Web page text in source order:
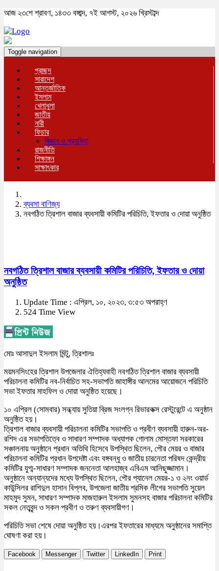
আজ ২৩শে শ্রাবণ, ১৪৩৩ বঙ্গাব্দ, ৭ই আগস্ট, ২০২৬ খ্রিস্টাব্দ
Toggle navigation
প্রচ্ছদ
সারাদেশ
আন্তর্জাতিক
ইসলাম
খেলাধুলা
জাতীয়
নারী
ফিচার
বিজ্ঞান ও প্রযুক্তি
রাজনীতি
শিক্ষাঙ্গন
সাক্ষাৎকার
ব্যবসা বাণিজ্য
নবগঠিত ত্রিশাল বাজার ব্যবসায়ী কমিটির পরিচিতি, ইফতার ও দোয়া অনুষ্ঠিত
নবগঠিত ত্রিশাল বাজার ব্যবসায়ী কমিটির পরিচিতি, ইফতার ও দোয়া
অনুষ্ঠিত
Update Time : এপ্রিল, ১০, ২০২৩, ৩:৫৩ অপরাহ্ণ
524 Time View
মোঃ আসাদুল ইসলাম মিন্টু, ত্রিশালঃ
ময়মনসিংহের ত্রিশাল উপজেলার ঐতিহ্যবাহী নবগঠিত ত্রিশাল বাজার ব্যবসায়ী
পরিচালনা কমিটির নব-নির্বাচিত সহ-সভাপতি জাহাঙ্গীর আলমের আয়োজনে পরিচিতি
সভা ইফতার মাহফিল ও দোয়া অনুষ্ঠিত হয়েছে।
১০ এপ্রিল (সোমবার) সন্ধ্যায় সুতিয়া ব্রিজ সংলগ্ন রিভারকক্স রেস্টুরেন্টে এ অনুষ্ঠান
অনুষ্ঠিত হয়।
ত্রিশাল বাজার ব্যবসায়ী পরিচালনা কমিটির সভাপতি ও প্রবীণ ব্যবসায়ী হারুন-অর-
রশিদ এর সভাপতিত্বে ও সাধারণ সম্পাদক অধ্যাপক গোলাম মোস্তফা সরকারের
সঞ্চালনায় অনুষ্ঠানে প্রধান অতিথি হিসেবে উপস্থিত ছিলেন, পৌর মেয়র ও বাজার
পরিচালনা কমিটির প্রধান উপদেষ্টা এবং বঙ্গবন্ধু ও জাতীয় চারনেতা পরিষদ কেন্দ্রীয়
কমিটির যুগ্ম-সাধারণ সম্পাদক জননেতা আলহাজ্ব এবিএম আনিছুজ্জামান।
অনুষ্ঠানে অন্যান্যদের মধ্যে উপস্থিত ছিলেন, পৌর প্যানেল মেয়র-১ ও ২নং ওয়ার্ড
কাউন্সিলর রাশিদুল হাসান বিপ্লব, উপজেলা জাতীয় শ্রমিক লীগের সভাপতি সুয়েল
মাহমুদ সুমন, সাধারণ সম্পাদক মাজহারুল ইসলাম সুমনসহ বাজার পরিচালনা কমিটির
সকল নেতৃবৃন্দ ও সকল প্রবীণ ও তরুণ ব্যবসায়ীগণ।
পরিচিতি সভা শেষে দোয়া অনুষ্ঠিত হয়।এরপর ইফতারের মাধ্যমে অনুষ্ঠানের সমাপ্তি
ঘোষণা করা হয়।
Facebook Messenger Twitter LinkedIn Print